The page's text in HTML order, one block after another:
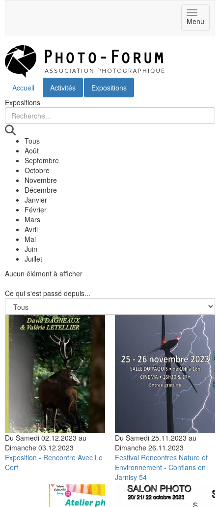
Toggle
Menu
Accueil Activités
Expositions
Expositions
Tous
Août
Septembre
Octobre
Novembre
Décembre
Janvier
Février
Mars
Avril
Mai
Juin
Juillet
Aucun élément à afficher
Ce qui s'est passé depuis...
Du Samedi 02.12.2023 au
Dimanche 03.12.2023
Exposition - Rencontre Avec Le
Cerf
Du Samedi 25.11.2023 au
Dimanche 26.11.2023
Festival Rencontres Nature et
Environnement - Conflans en
Jarnisy 54